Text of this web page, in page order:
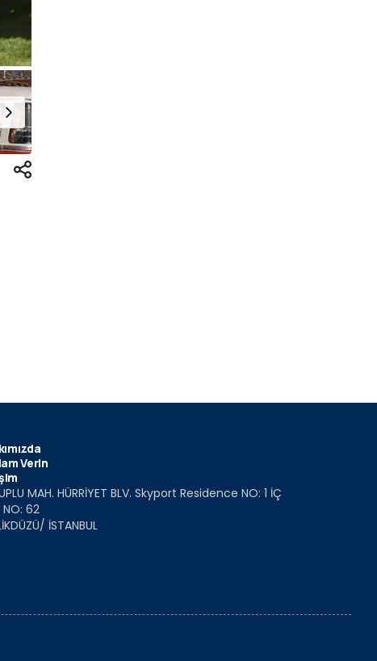
Verin
MAH. HÜRRİYET BLV. Skyport Residence NO: 1 İÇ
NO: 62
İSTANBUL